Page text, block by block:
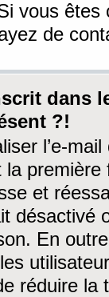
vous
de
dans
?!
l’e-
première
et
désactivé
En
réduire la